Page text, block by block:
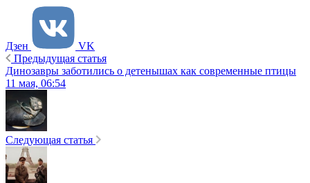
Дзен
VK
Предыдущая статья
Динозавры заботились о детенышах как современные птицы
11 мая, 06:54
Следующая статья